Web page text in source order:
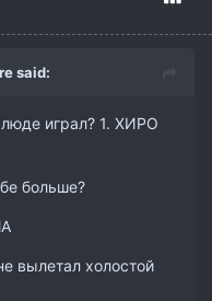
said:
играл? 1. ХИРО
больше?
вылетал холостой